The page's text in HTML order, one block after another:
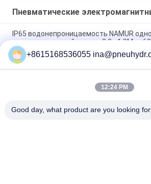
Пневматические
IP65 водонепроницаемость NAMUR
электромоторный клапан 0.2 - 1.0Mpa
FV-L10 Пневматический соленоидный
направлений M7
Руководство ДООС - тип катушка
+8615168536055
12:24 PM
Good day, what product are you looking